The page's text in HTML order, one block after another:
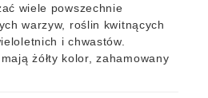
wiele powszechnie
warzyw, roślin kwitnących
i chwastów.
żółty kolor, zahamowany